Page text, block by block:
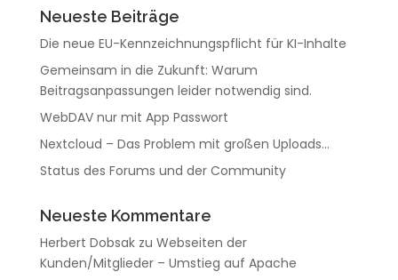
Neueste Beiträge
Die neue EU-Kennzeichnungspflicht für KI-Inhalte
Gemeinsam in die Zukunft: Warum
Beitragsanpassungen leider notwendig sind.
WebDAV nur mit App Passwort
Nextcloud – Das Problem mit großen Uploads…
Status des Forums und der Community
Neueste Kommentare
Herbert Dobsakzu Webseiten der
Kunden/Mitglieder – Umstieg auf Apache